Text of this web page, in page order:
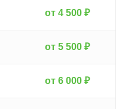
от 4 500 ₽
от 5 500 ₽
от 6 000 ₽